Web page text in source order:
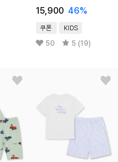
15,900 46%
쿠폰 KIDS
50 5 (19)